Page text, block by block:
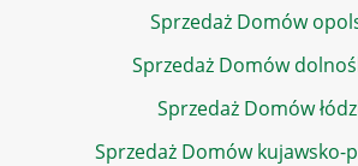
Sprzedaż Domów
Sprzedaż Domów
Sprzedaż Domów
Sprzedaż Domów kujawsko-